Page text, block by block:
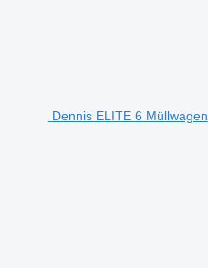
Dennis ELITE 6 Müllwagen